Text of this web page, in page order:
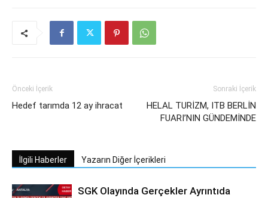
Önceki İçerik
Hedef tarımda 12 ay ihracat
Sonraki İçerik
HELAL TURİZM, ITB BERLİN
FUARI’NIN GÜNDEMİNDE
İlgili Haberler Yazarın Diğer İçerikleri
SGK Olayında Gerçekler Ayrıntıda